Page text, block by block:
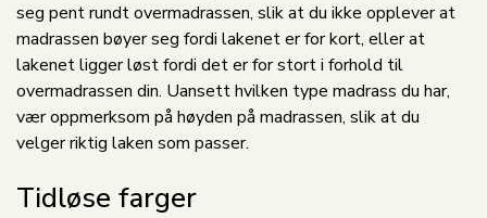
seg pent rundt overmadrassen, slik at du ikke opplever at
madrassen bøyer seg fordi lakenet er for kort, eller at
lakenet ligger løst fordi det er for stort i forhold til
overmadrassen din. Uansett hvilken type madrass du har,
vær oppmerksom på høyden på madrassen, slik at du
velger riktig laken som passer.
Tidløse farger